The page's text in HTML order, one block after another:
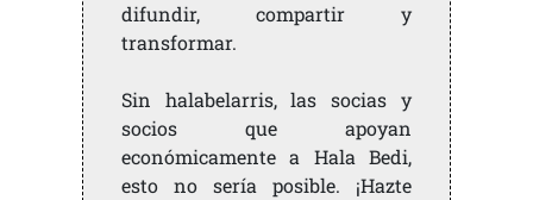
difundir, compartir y
transformar.
Sin halabelarris, las socias y
socios que apoyan
económicamente a Hala Bedi,
esto no sería posible. ¡Hazte